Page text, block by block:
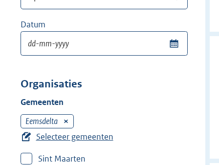
Datum
Organisaties
Gemeenten
Eemsdelta
e
w
Selecteer gemeenten
Sint Maarten